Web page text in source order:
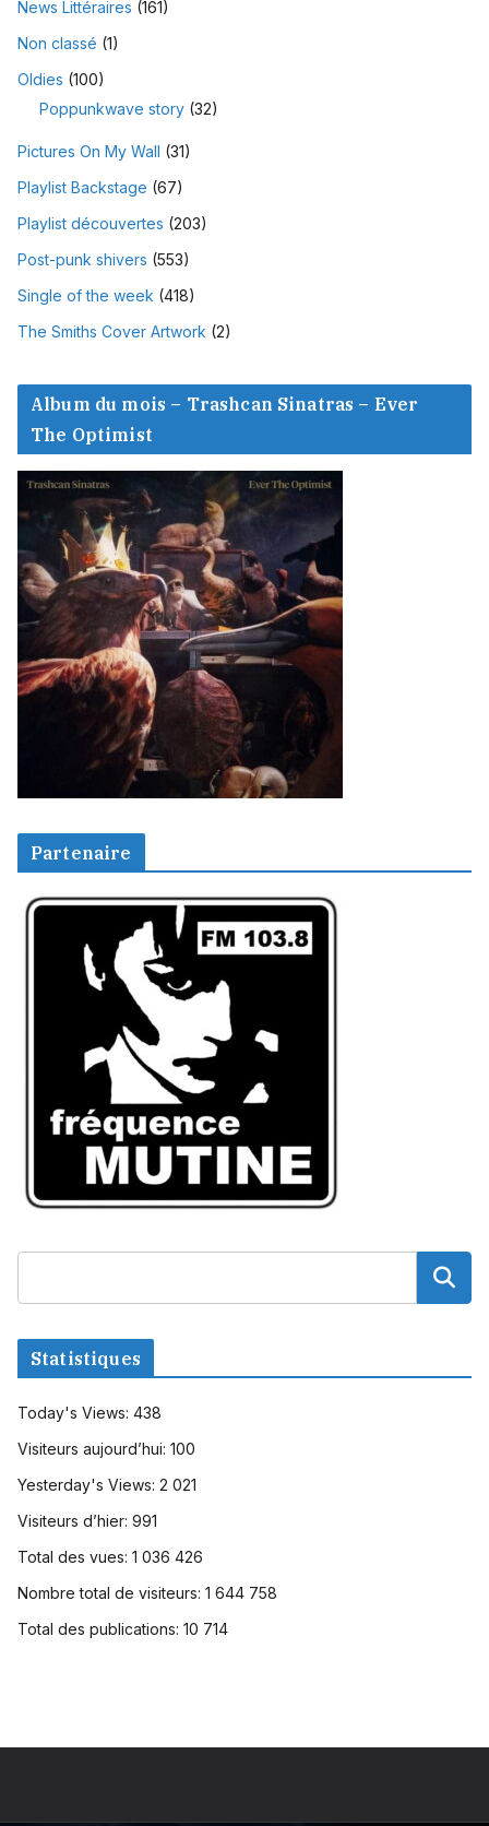
News Littéraires (161)
Non classé (1)
Oldies (100)
Poppunkwave story (32)
Pictures On My Wall (31)
Playlist Backstage (67)
Playlist découvertes (203)
Post-punk shivers (553)
Single of the week (418)
The Smiths Cover Artwork (2)
Album du mois – Trashcan Sinatras – Ever
The Optimist
Partenaire
Statistiques
Today's Views: 438
Visiteurs aujourd’hui: 100
Yesterday's Views: 2 021
Visiteurs d’hier: 991
Total des vues: 1 036 426
Nombre total de visiteurs: 1 644 758
Total des publications: 10 714